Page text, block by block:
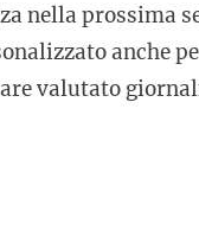
nella prossima
anche
valutato